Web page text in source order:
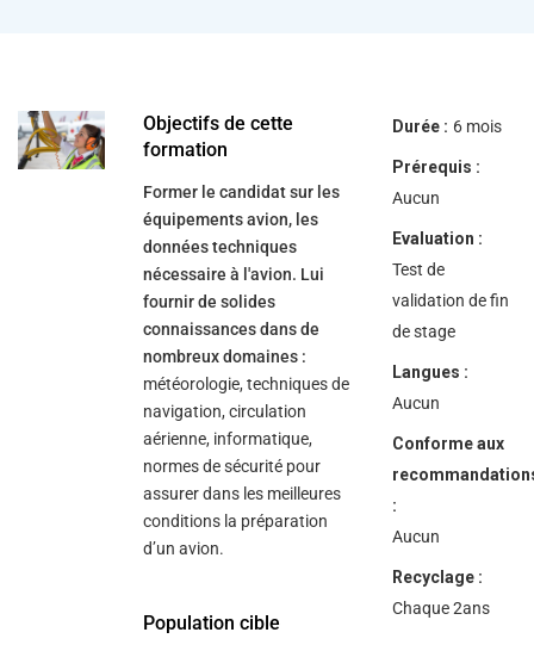
the
content.
Objectifs de cette
formation
Former le candidat sur les
équipements avion, les
données techniques
nécessaire à l'avion. Lui
fournir de solides
connaissances dans de
nombreux domaines :
météorologie, techniques de
navigation, circulation
aérienne, informatique,
normes de sécurité pour
assurer dans les meilleures
conditions la préparation
d’un avion.
Population cible
Durée : 6 mois
Prérequis :
Aucun
Evaluation :
Test de
validation de fin
de stage
Langues :
Aucun
Conforme aux
:
Aucun
Recyclage :
Chaque 2ans